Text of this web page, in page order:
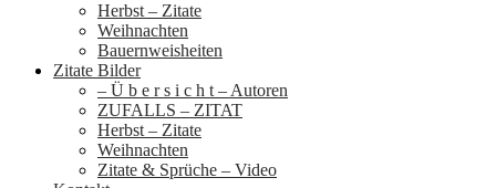
Herbst – Zitate
Weihnachten
Bauernweisheiten
Zitate Bilder
– Ü b e r s i c h t – Autoren
ZUFALLS – ZITAT
Herbst – Zitate
Weihnachten
Zitate & Sprüche – Video